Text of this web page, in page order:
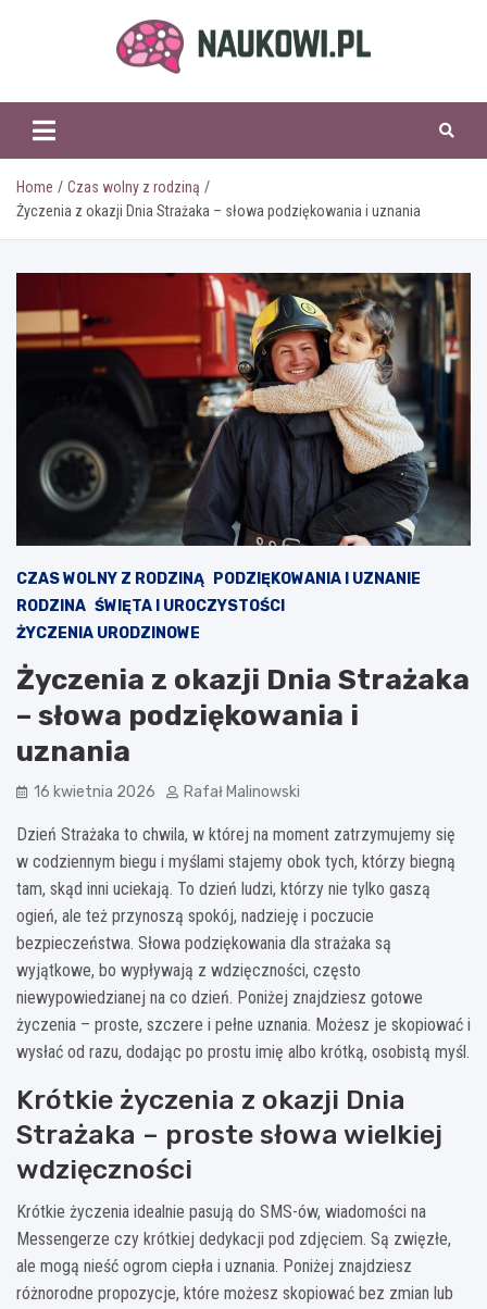
naukowi.pl
Home
Czas wolny z rodziną
Życzenia z okazji Dnia Strażaka – słowa podziękowania i uznania
CZAS WOLNY Z RODZINĄ
PODZIĘKOWANIA I UZNANIE
RODZINA ŚWIĘTA I UROCZYSTOŚCI
ŻYCZENIA URODZINOWE
Życzenia z okazji Dnia Strażaka
– słowa podziękowania i
uznania
16 kwietnia 2026 Rafał Malinowski
Dzień Strażaka to chwila, w której na moment zatrzymujemy się
w codziennym biegu i myślami stajemy obok tych, którzy biegną
tam, skąd inni uciekają. To dzień ludzi, którzy nie tylko gaszą
ogień, ale też przynoszą spokój, nadzieję i poczucie
bezpieczeństwa. Słowa podziękowania dla strażaka są
wyjątkowe, bo wypływają z wdzięczności, często
niewypowiedzianej na co dzień. Poniżej znajdziesz gotowe
życzenia – proste, szczere i pełne uznania. Możesz je skopiować i
wysłać od razu, dodając po prostu imię albo krótką, osobistą myśl.
Krótkie życzenia z okazji Dnia
Strażaka – proste słowa wielkiej
wdzięczności
Krótkie życzenia idealnie pasują do SMS-ów, wiadomości na
Messengerze czy krótkiej dedykacji pod zdjęciem. Są zwięzłe,
ale mogą nieść ogrom ciepła i uznania. Poniżej znajdziesz
różnorodne propozycje, które możesz skopiować bez zmian lub